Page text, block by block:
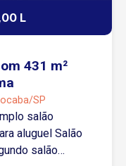
L
431 m²
SP
aluguel Salão
salão